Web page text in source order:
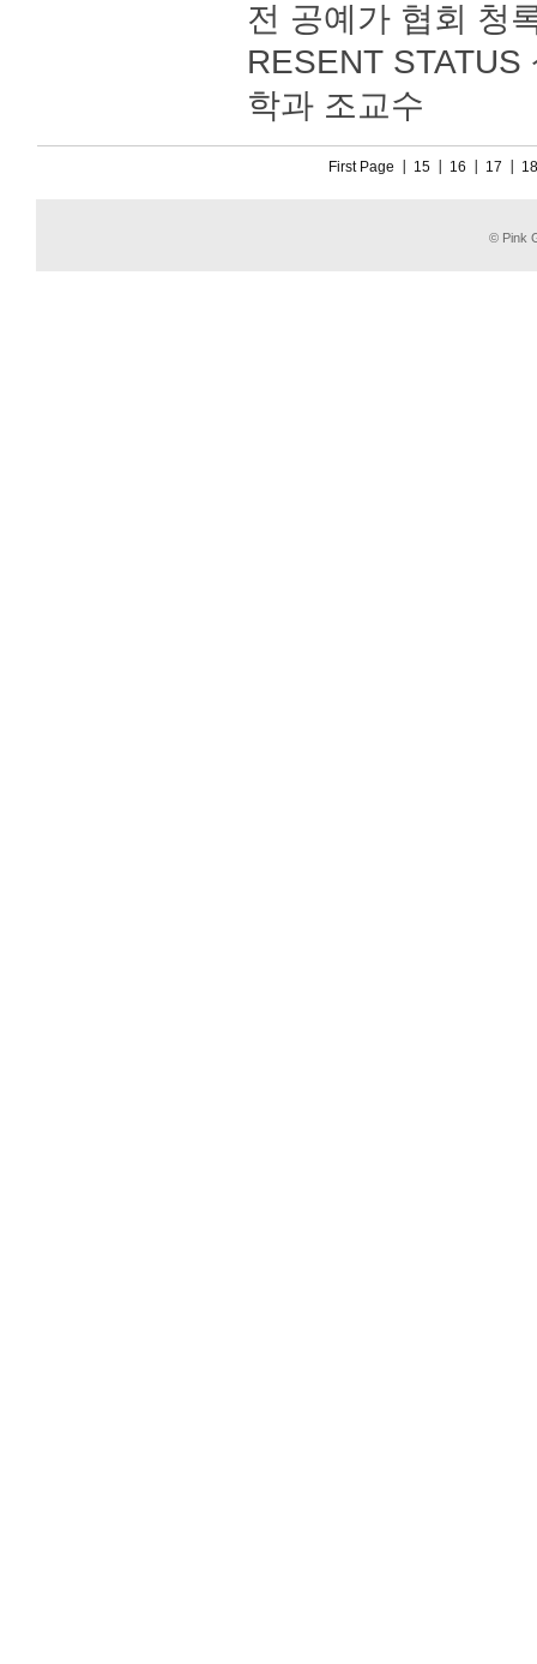
전 공예가 협회 청
RESENT
학과 조교수
First Page 15 16 17 18
© Pink